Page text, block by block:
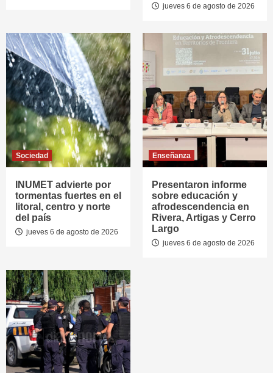
jueves 6 de agosto de 2026
Sociedad
INUMET advierte por
tormentas fuertes en el
litoral, centro y norte
del país
jueves 6 de agosto de 2026
Enseñanza
Presentaron informe
sobre educación y
afrodescendencia en
Rivera, Artigas y Cerro
Largo
jueves 6 de agosto de 2026